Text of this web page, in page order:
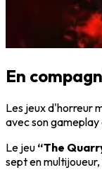
En
Les jeux d'horreur
avec son
Le jeu “The
sept en